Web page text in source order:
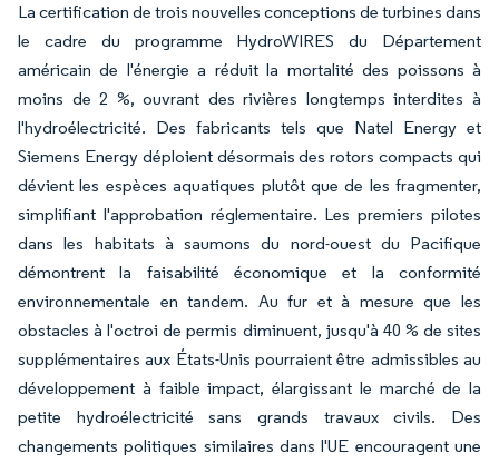
La certification de trois nouvelles conceptions de turbines dans
le cadre du programme HydroWIRES du Département
américain de l'énergie a réduit la mortalité des poissons à
moins de 2 %, ouvrant des rivières longtemps interdites à
l'hydroélectricité. Des fabricants tels que Natel Energy et
Siemens Energy déploient désormais des rotors compacts qui
dévient les espèces aquatiques plutôt que de les fragmenter,
simplifiant l'approbation réglementaire. Les premiers pilotes
dans les habitats à saumons du nord-ouest du Pacifique
démontrent la faisabilité économique et la conformité
environnementale en tandem. Au fur et à mesure que les
obstacles à l'octroi de permis diminuent, jusqu'à 40 % de sites
supplémentaires aux États-Unis pourraient être admissibles au
développement à faible impact, élargissant le marché de la
petite hydroélectricité sans grands travaux civils. Des
changements politiques similaires dans l'UE encouragent une